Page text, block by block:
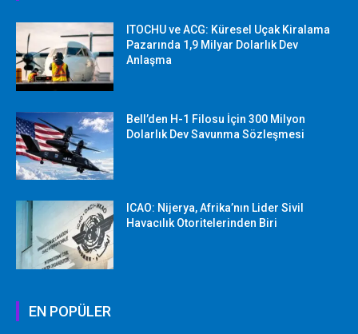
ITOCHU ve ACG: Küresel Uçak Kiralama
Pazarında 1,9 Milyar Dolarlık Dev
Anlaşma
Bell’den H-1 Filosu İçin 300 Milyon
Dolarlık Dev Savunma Sözleşmesi
ICAO: Nijerya, Afrika’nın Lider Sivil
Havacılık Otoritelerinden Biri
EN POPÜLER